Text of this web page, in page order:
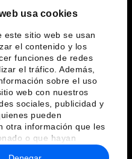
usa cookies
este sitio web se usan
el contenido y los
funciones de redes
el tráfico. Además,
sobre el uso
web con nuestros
sociales, publicidad y
pueden
otra información que les
o que hayan
del uso que haya